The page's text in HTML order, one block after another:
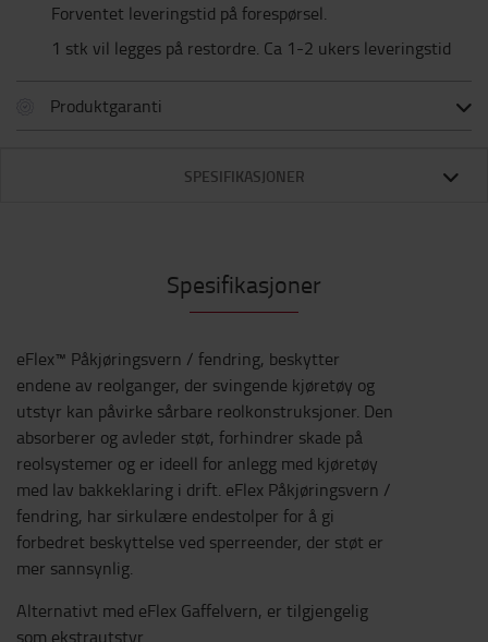
Forventet leveringstid på forespørsel.
1 stk vil legges på restordre. Ca 1-2 ukers leveringstid
Produktgaranti
SPESIFIKASJONER
Spesifikasjoner
eFlex™ Påkjøringsvern / fendring, beskytter
endene av reolganger, der svingende kjøretøy og
utstyr kan påvirke sårbare reolkonstruksjoner. Den
absorberer og avleder støt, forhindrer skade på
reolsystemer og er ideell for anlegg med kjøretøy
med lav bakkeklaring i drift. eFlex Påkjøringsvern /
fendring, har sirkulære endestolper for å gi
forbedret beskyttelse ved sperreender, der støt er
mer sannsynlig.
Alternativt med eFlex Gaffelvern, er tilgjengelig
som ekstrautstyr